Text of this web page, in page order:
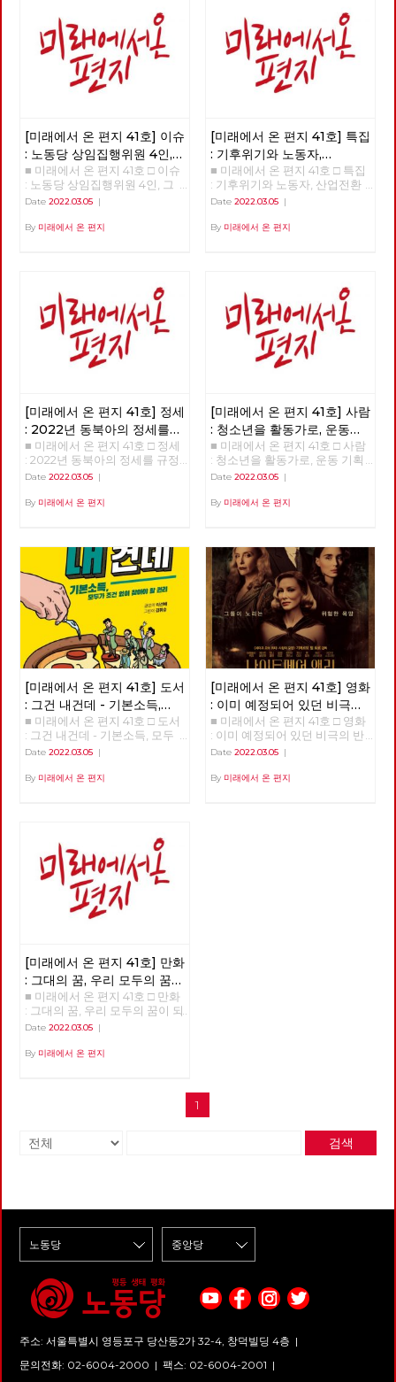
세를 규정하는 네 가지 요인 □
사람 : 청소년을 활동가로, 운동
기획자 고유미 □ 도서 : 그건 내
건데 - 기본소득, 모두가 차별없
이 찾아야 할 권리 □ 영화 : 이미
예정되어 있던 비극의 반복 - 나
[미래에서 온 편지 41호] 이슈
: 노동당 상임집행위원 4인,
그들은 누구인가?
■ 미래에서 온 편지 41호 □ 이슈
: 노동당 상임집행위원 4인, 그
들은 누구인가? >>>>>> 업로드
Date 2022.03.05 |
By 미래에서 온 편지
[미래에서 온 편지 41호] 특집
: 기후위기와 노동자,
산업전환을 넘어
체제전환으로
■ 미래에서 온 편지 41호 □ 특집
: 기후위기와 노동자, 산업전환
을 넘어 체제전환으로 >>>>>>
Date 2022.03.05|
By 미래에서 온 편지
[미래에서 온 편지 41호] 정세
: 2022년 동북아의 정세를
규정하는 네 가지 요인
■ 미래에서 온 편지 41호 □ 정세
: 2022년 동북아의 정세를 규정
하는 네 가지 요인 >>>>>> 업로
Date 2022.03.05 |
By 미래에서 온 편지
[미래에서 온 편지 41호] 사람
: 청소년을 활동가로, 운동
기획자 고유미
■ 미래에서 온 편지 41호 □ 사람
: 청소년을 활동가로, 운동 기획
자 고유미 >>>>>> 업로드 준비
Date 2022.03.05|
By 미래에서 온 편지
[미래에서 온 편지 41호] 도서
: 그건 내건데 - 기본소득,
모두가 차별없이 찾아야 할
권리
■ 미래에서 온 편지 41호 □ 도서
: 그건 내건데 - 기본소득, 모두
가 차별없이 찾아야 할 권리
Date 2022.03.05 |
By 미래에서 온 편지
[미래에서 온 편지 41호] 영화
: 이미 예정되어 있던 비극의
반복 – 나이트메어 앨리
■ 미래에서 온 편지 41호 □ 영화
: 이미 예정되어 있던 비극의 반
복 – 나이트메어 앨리 >>>>>>
Date 2022.03.05|
By 미래에서 온 편지
[미래에서 온 편지 41호] 만화
: 그대의 꿈, 우리 모두의 꿈이
되어
■ 미래에서 온 편지 41호 □ 만화
: 그대의 꿈, 우리 모두의 꿈이 되
어 >>>>>> 업로드 준비중
Date 2022.03.05 |
By 미래에서 온 편지
1
검색
주소: 서울특별시 영등포구 당산동2가 32-4, 창덕빌딩 4층 |
문의전화: 02-6004-2000 | 팩스: 02-6004-2001 |